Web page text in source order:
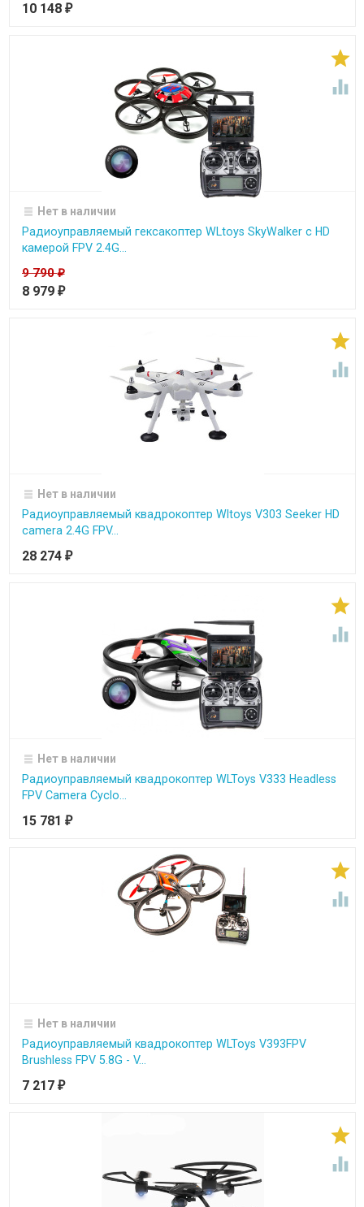
10 148 ₽


Нет в наличии
Радиоуправляемый гексакоптер WLtoys SkyWalker с HD
камерой FPV 2.4G...
9 790₽
8 979 ₽


Нет в наличии
Радиоуправляемый квадрокоптер Wltoys V303 Seeker HD
camera 2.4G FPV...
28 274 ₽


Нет в наличии
Радиоуправляемый квадрокоптер WLToys V333 Headless
FPV Camera Cyclo...
15 781 ₽


Нет в наличии
Радиоуправляемый квадрокоптер WLToys V393FPV
Brushless FPV 5.8G - V...
7 217 ₽

